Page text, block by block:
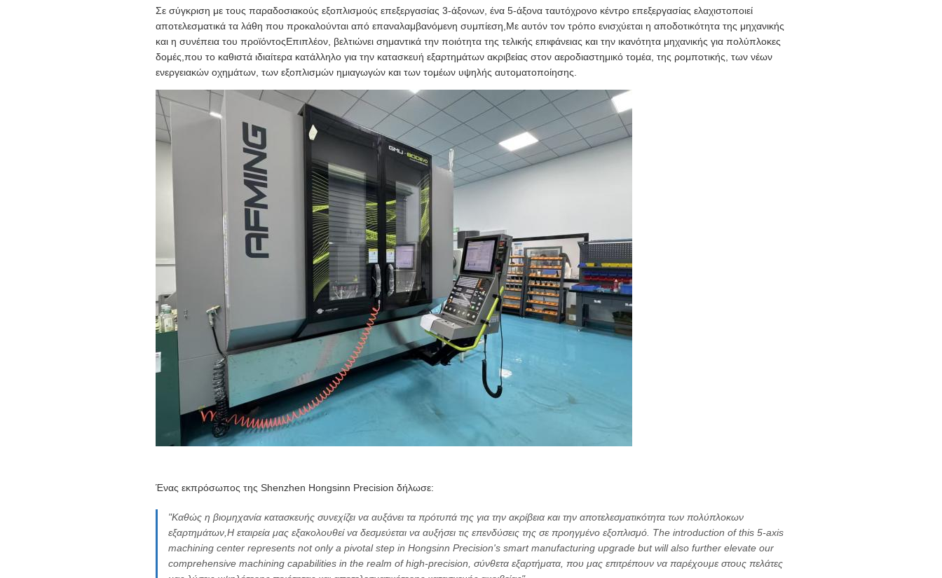
Σε σύγκριση με τους παραδοσιακούς εξοπλισμούς επεξεργασίας 3-άξονων, ένα 5-άξονα ταυτόχρονο κέντρο επεξεργασίας ελαχιστοποιεί
αποτελεσματικά τα λάθη που προκαλούνται από επαναλαμβανόμενη συμπίεση,Με αυτόν τον τρόπο ενισχύεται η αποδοτικότητα της μηχανικής
και η συνέπεια του προϊόντοςΕπιπλέον, βελτιώνει σημαντικά την ποιότητα της τελικής επιφάνειας και την ικανότητα μηχανικής για πολύπλοκες
δομές,που το καθιστά ιδιαίτερα κατάλληλο για την κατασκευή εξαρτημάτων ακριβείας στον αεροδιαστημικό τομέα, της ρομποτικής, των νέων
ενεργειακών οχημάτων, των εξοπλισμών ημιαγωγών και των τομέων υψηλής αυτοματοποίησης.
Ένας εκπρόσωπος της Shenzhen Hongsinn Precision δήλωσε:
"Καθώς η βιομηχανία κατασκευής συνεχίζει να αυξάνει τα πρότυπά της για την ακρίβεια και την αποτελεσματικότητα των πολύπλοκων
εξαρτημάτων,Η εταιρεία μας εξακολουθεί να δεσμεύεται να αυξήσει τις επενδύσεις της σε προηγμένο εξοπλισμό. The introduction of this 5-axis
machining center represents not only a pivotal step in Hongsinn Precision's smart manufacturing upgrade but will also further elevate our
comprehensive machining capabilities in the realm of high-precision, σύνθετα εξαρτήματα, που μας επιτρέπουν να παρέχουμε στους πελάτες